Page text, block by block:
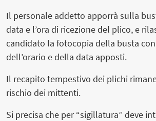
Il personale addetto apporrà sulla
data e l’ora di ricezione del plico, e
candidato la fotocopia della busta
dell’orario e della data apposti.
Il recapito tempestivo dei plichi
rischio dei mittenti.
Si precisa che per “sigillatura” deve